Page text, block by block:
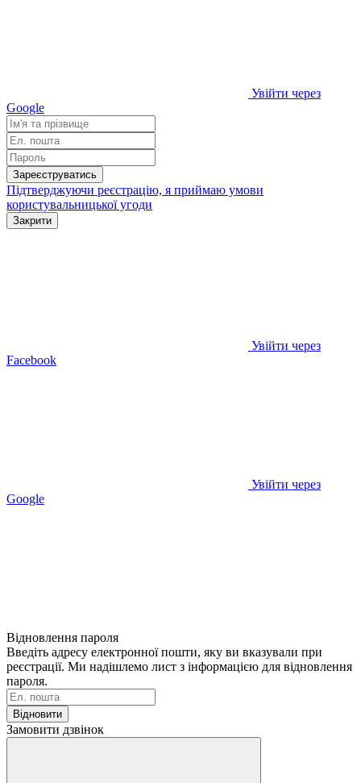
Увійти через
Google
Зареєструватись
Підтверджуючи реєстрацію, я приймаю умови
користувальницької угоди
Закрити
Увійти через
Facebook
Увійти через
Google
Відновлення пароля
Введіть адресу електронної пошти, яку ви вказували при
реєстрації. Ми надішлемо лист з інформацією для відновлення
пароля.
Відновити
Замовити дзвінок